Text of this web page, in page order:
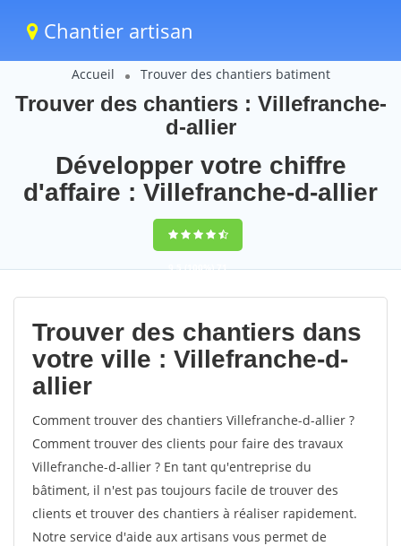
Chantier artisan
Accueil Trouver des chantiers batiment
Trouver des chantiers : Villefranche-
d-allier
Développer votre chiffre
d'affaire : Villefranche-d-allier
9,5(100%)71
votes
Trouver des chantiers dans
votre ville : Villefranche-d-
allier
Comment trouver des chantiers Villefranche-d-allier ?
Comment trouver des clients pour faire des travaux
Villefranche-d-allier ? En tant qu'entreprise du
bâtiment, il n'est pas toujours facile de trouver des
clients et trouver des chantiers à réaliser rapidement.
Notre service d'aide aux artisans vous permet de